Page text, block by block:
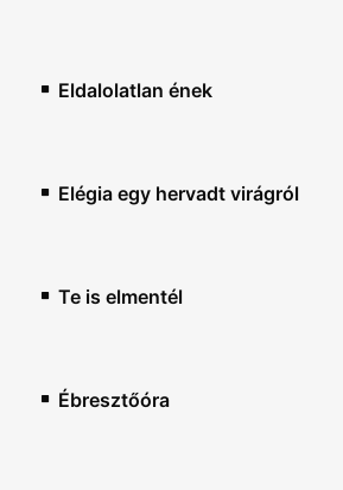
Eldalolatlan ének
Elégia egy hervadt virágról
Te is elmentél
Ébresztőóra